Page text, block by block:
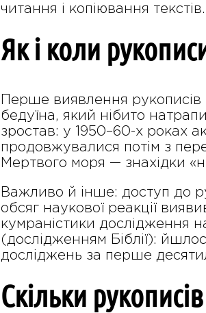
читання і копіювання текстів.
Як і коли
Перше виявлення рукописів
бедуїна, який нібито
зростав: у 1950–60-х роках
продовжувалися потім з
Мертвого моря — знахідки
Важливо й інше: доступ до
обсяг наукової реакції
кумраністики дослідження
(дослідженням Біблії):
досліджень за перше
Скільки